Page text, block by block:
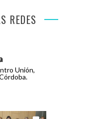
REDES
Unión,